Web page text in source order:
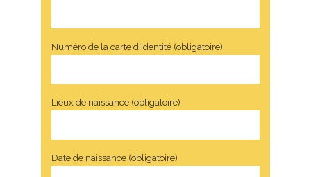
Numéro de la carte d'identité (obligatoire)
Lieux de naissance (obligatoire)
Date de naissance (obligatoire)